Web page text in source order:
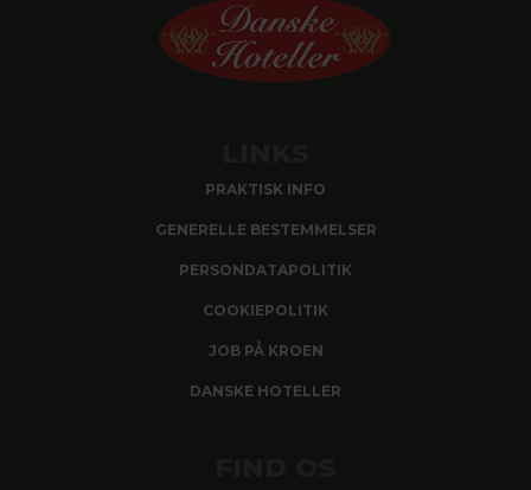
PRAKTISK INFO
GENERELLE BESTEMMELSER
PERSONDATAPOLITIK
COOKIEPOLITIK
JOB PÅ KROEN
DANSKE HOTELLER